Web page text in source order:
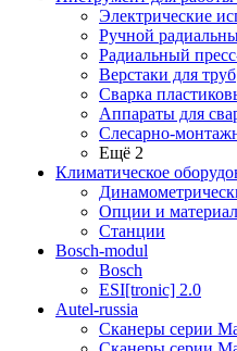
Электрические
Ручной
Радиальный
Верстаки для труб
Сварка
Аппараты для
Слесарно-
Ещё 2
Климатическое
Опции и
Станции
Bosch-modul
Bosch
ESI[tronic] 2.0
Autel-russia
Сканеры серии